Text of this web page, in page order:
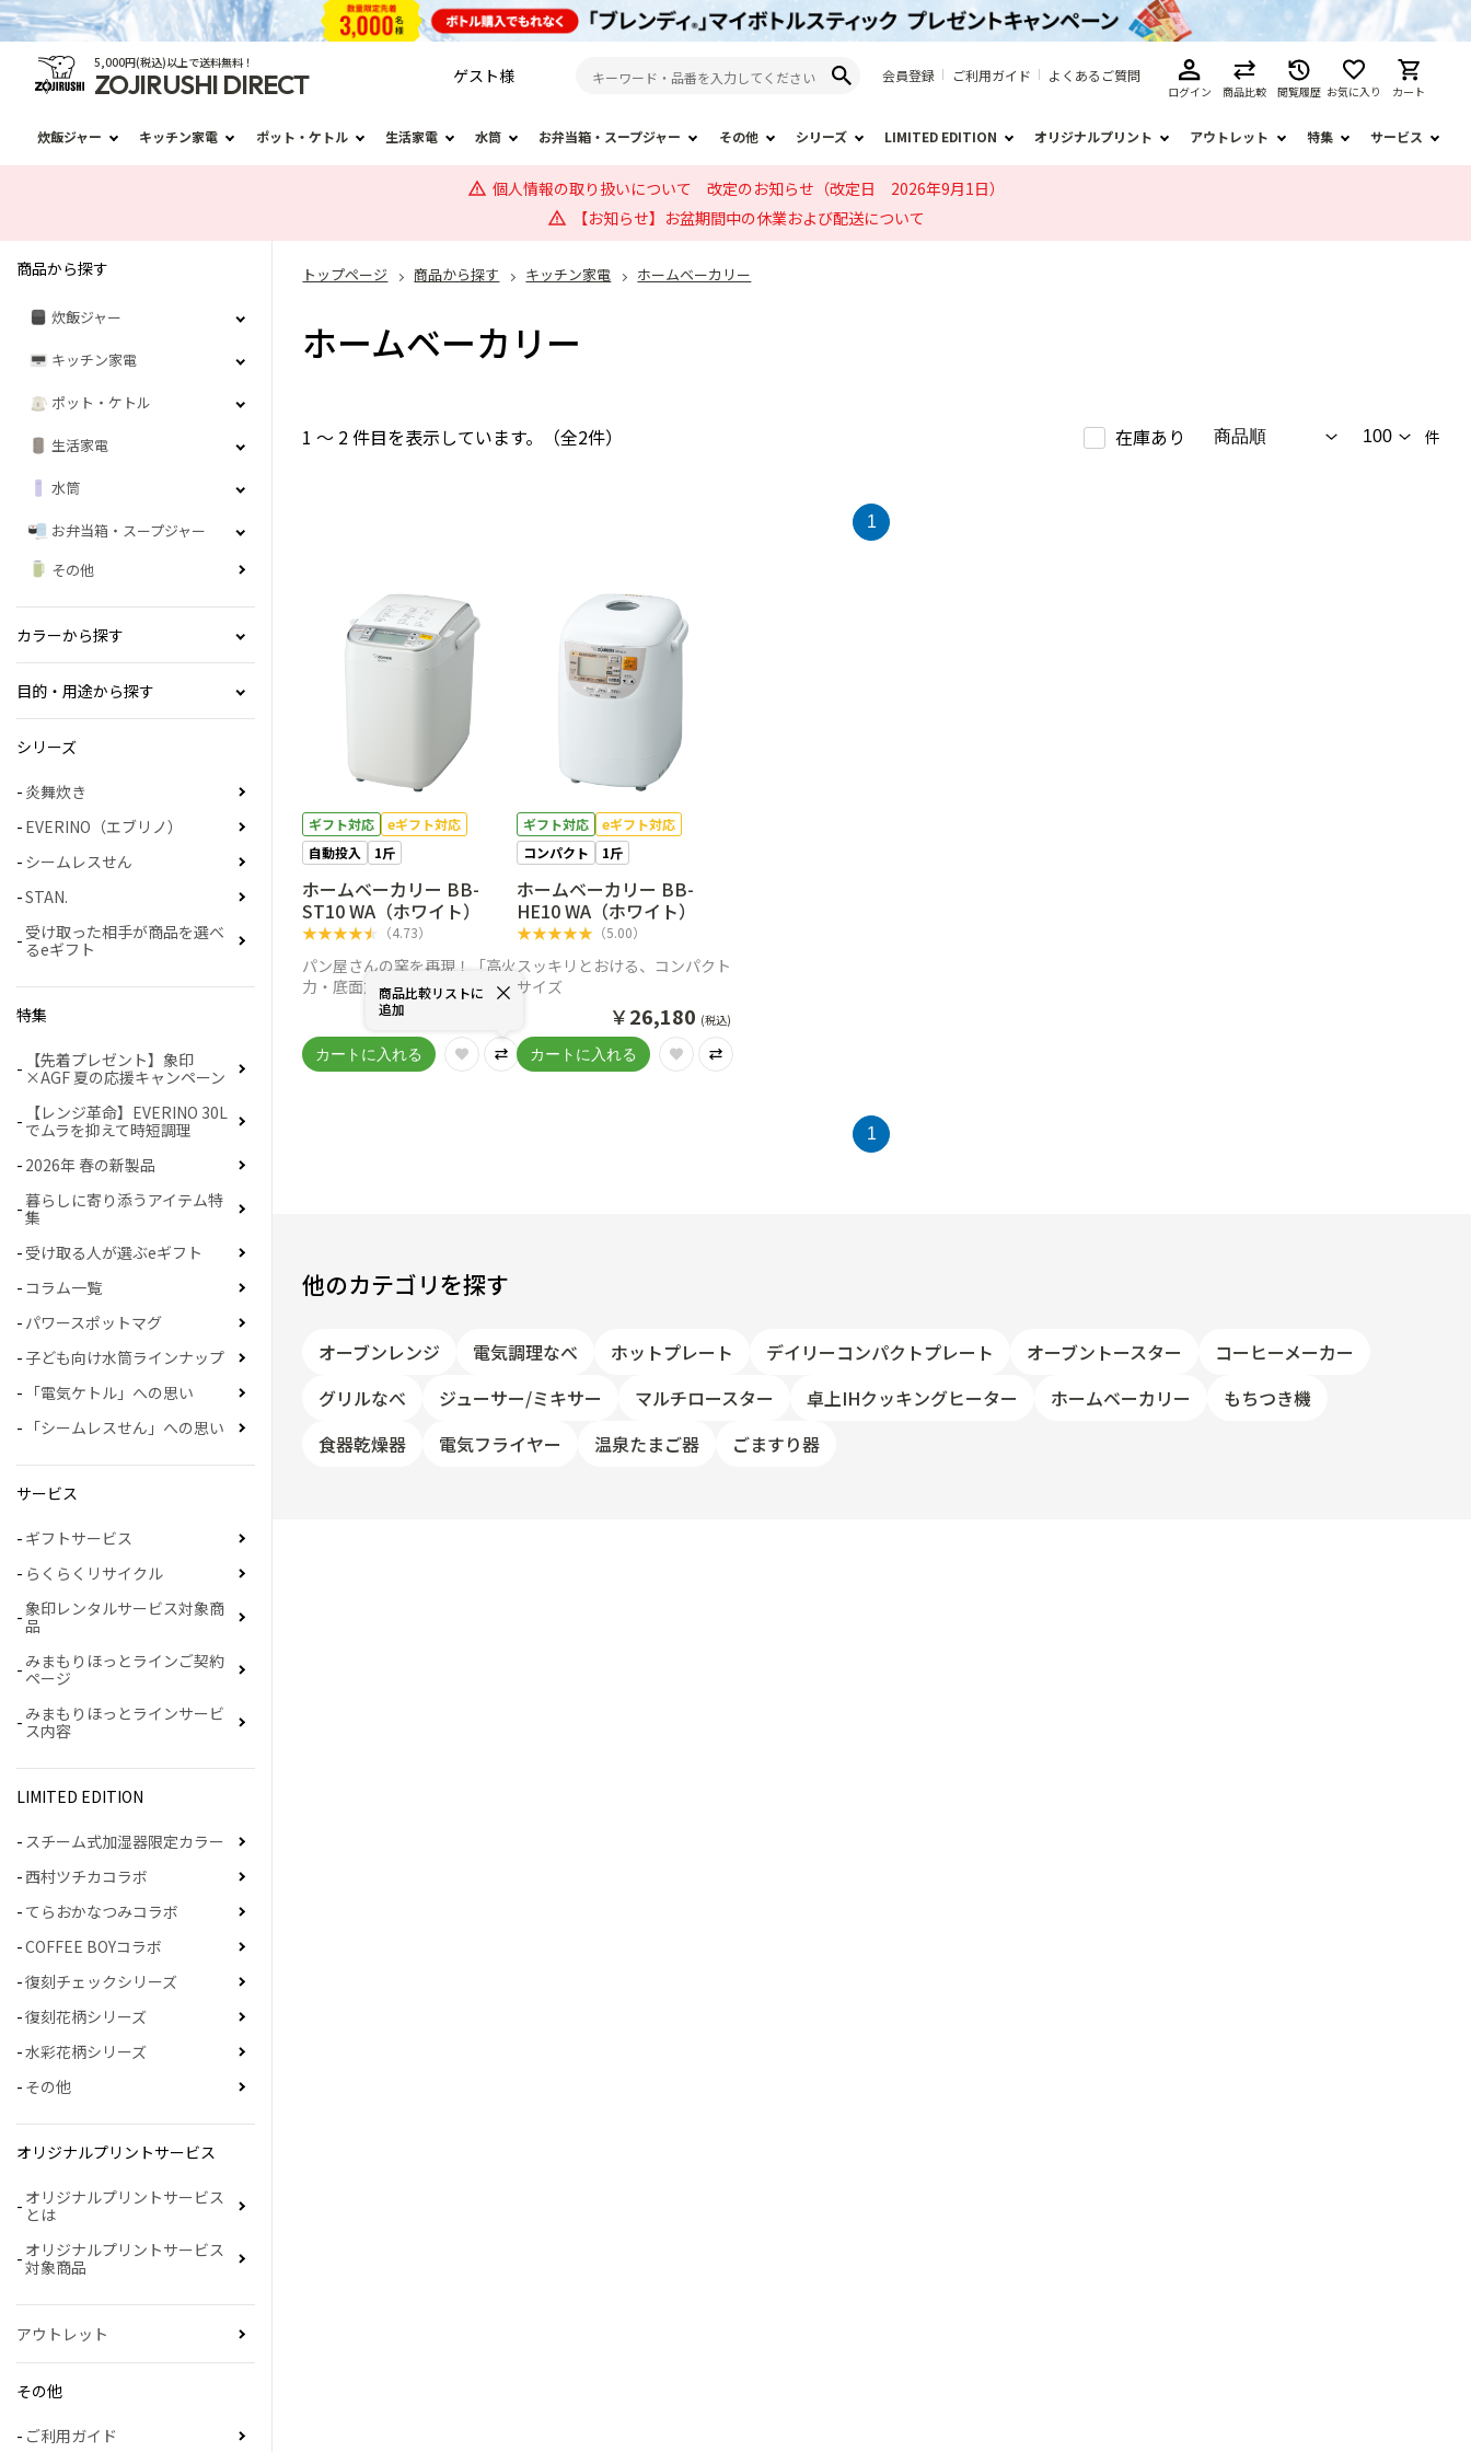
5,000円(税込)以上で送料無料！
ZOJIRUSHI DIRECT ゲスト様 会員登録 ご利用ガイド よくあるご質問
ログイン 商品比較 閲覧履歴 お気に入り カート
炊飯ジャー キッチン家電 ポット・ケトル 生活家電 水筒 お弁当箱・スープジャー その他 シリーズ LIMITED EDITION オリジナルプリント アウトレット 特集 サービス
個人情報の取り扱いについて 改定のお知らせ（改定日 2026年9月1日）
【お知らせ】お盆期間中の休業および配送について
トップページ 商品から探す キッチン家電 ホームベーカリー
ホームベーカリー
1 ～ 2 件目を表示しています。（全2件） 在庫あり 件
1
ギフト対応
eギフト対応
自動投入
1斤
ホームベーカリー BB-
ST10 WA（ホワイト）
★★★★★ （4.73）
パン屋さんの窯を再現！「高火
力・底面加熱ダブルヒーター」
でミミまでふんわり
￥
商品比較リストに
追加
ギフト対応
eギフト対応
コンパクト
1斤
ホームベーカリー BB-
HE10 WA（ホワイト）
★★★★★ （5.00）
スッキリとおける、コンパクト
サイズ
￥26,180 (税込)
1
他のカテゴリを探す
オーブンレンジ 電気調理なべ ホットプレート デイリーコンパクトプレート オーブントースター
コーヒーメーカー
グリルなべ
ジューサー/ミキサー マルチロースター 卓上IHクッキングヒーター ホームベーカリー
もちつき機
食器乾燥器
電気フライヤー 温泉たまご器 ごますり器
商品から探す
炊飯ジャー
キッチン家電
ポット・ケトル
生活家電
水筒
お弁当箱・スープジャー
その他
カラーから探す
目的・用途から探す
シリーズ
炎舞炊き
EVERINO（エブリノ）
シームレスせん
STAN.
受け取った相手が商品を選べ
るeギフト
特集
【先着プレゼント】象印
×AGF 夏の応援キャンペーン
【レンジ革命】EVERINO 30L
でムラを抑えて時短調理
2026年 春の新製品
暮らしに寄り添うアイテム特
集
受け取る人が選ぶeギフト
コラム一覧
パワースポットマグ
子ども向け水筒ラインナップ
「電気ケトル」への思い
「シームレスせん」への思い
サービス
ギフトサービス
らくらくリサイクル
象印レンタルサービス対象商
品
みまもりほっとラインご契約
ページ
みまもりほっとラインサービ
ス内容
LIMITED EDITION
スチーム式加湿器限定カラー
西村ツチカコラボ
てらおかなつみコラボ
COFFEE BOYコラボ
復刻チェックシリーズ
復刻花柄シリーズ
水彩花柄シリーズ
その他
オリジナルプリントサービス
オリジナルプリントサービス
とは
オリジナルプリントサービス
対象商品
アウトレット
その他
ご利用ガイド